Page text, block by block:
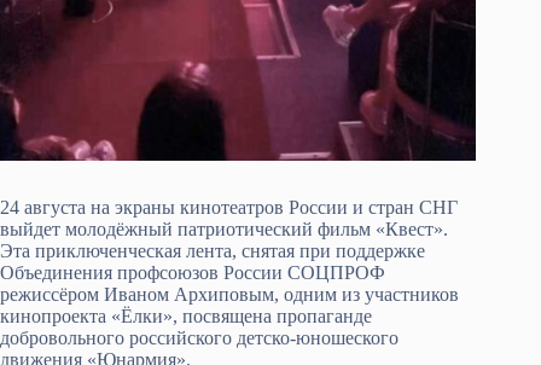
24 августа на экраны кинотеатров России и стран СНГ
выйдет молодёжный патриотический фильм «Квест».
Эта приключенческая лента, снятая при поддержке
Объединения профсоюзов России СОЦПРОФ
режиссёром Иваном Архиповым, одним из участников
кинопроекта «Ёлки», посвящена пропаганде
добровольного российского детско-юношеского
движения «Юнармия».